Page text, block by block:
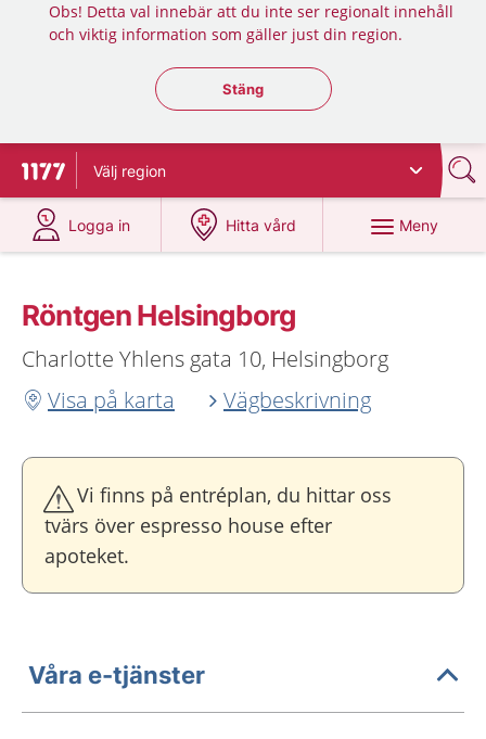
Obs! Detta val innebär att du inte ser regionalt innehåll
och viktig information som gäller just din region.
Stäng regionsväljaren
Stäng
Till startsidan för 1177
Välj region
Logga in
på 1177.se
Hitta vård
på 1177.se
Meny
Röntgen Helsingborg
Charlotte Yhlens gata 10, Helsingborg
Visa på karta
Vägbeskrivning
Vi finns på entréplan, du hittar oss
tvärs över espresso house efter
apoteket.
Våra e-tjänster